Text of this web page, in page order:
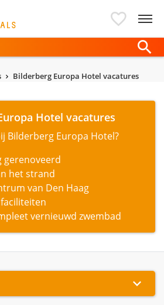
Bilderberg Europa Hotel vacatures
Hotel vacatures
Bilderberg Europa Hotel?
gerenoveerd
het strand
van Den Haag
vernieuwd zwembad